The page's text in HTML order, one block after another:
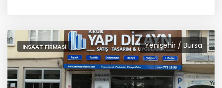
Yenişehir / Bursa
INSAAT FIRMASI